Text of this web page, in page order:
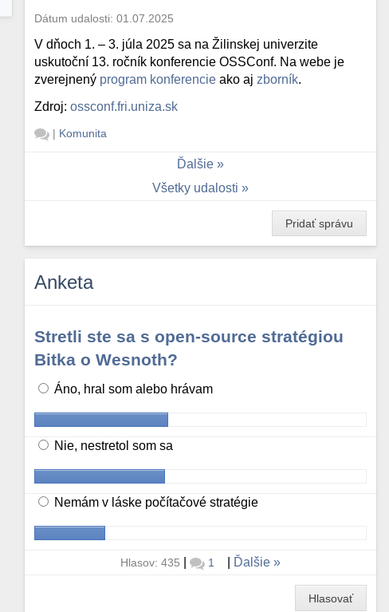
Dátum udalosti:01.07.2025
V dňoch 1. – 3. júla 2025 sa na Žilinskej univerzite
uskutoční 13. ročník konferencie OSSConf. Na webe je
zverejnený program konferencie ako aj zborník.
Zdroj:ossconf.fri.uniza.sk
| Komunita
Ďalšie
Všetky udalosti
Pridať správu
Anketa
Stretli ste sa s open-source stratégiou
Bitka o Wesnoth?
Áno, hral som alebo hrávam
Nie, nestretol som sa
Nemám v láske počítačové stratégie
Hlasov: 435 | 1 Ďalšie
Hlasovať